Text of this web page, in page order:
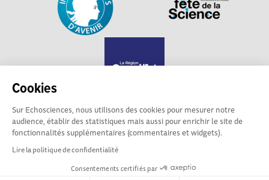
Cookies
Sur Echosciences, nous utilisons des cookies pour mesurer notre
audience, établir des statistiques mais aussi pour enrichir le site de
fonctionnalités supplémentaires (commentaires et widgets).
Lire la politique de confidentialité
Consentements certifiés par
Echosciences Grand Est est propulsé par
Communicasciences
Mentions légales|Politique de confidentialité